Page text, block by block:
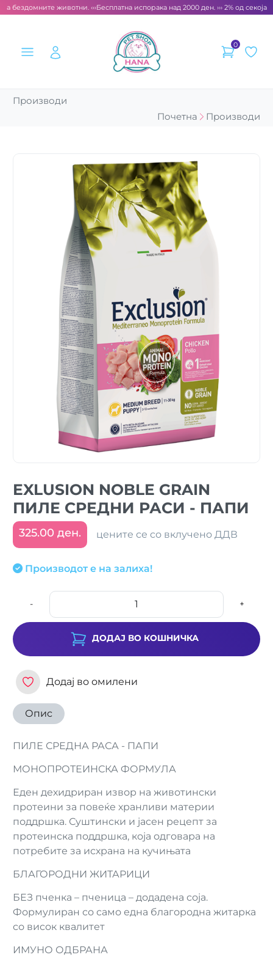
бездомните животни. ‹‹‹ Бесплатна испорака над 2000 ден. ››› 2% од секоја
0
Производи
Почетна
Производи
EXLUSION NOBLE GRAIN
ПИЛЕ СРЕДНИ РАСИ - ПАПИ
325.00 ден. цените се со вклучено ДДВ
Производот е на залиха!
- +
ДОДАЈ ВО КОШНИЧКА
Додај во омилени
Опис
ПИЛЕ СРЕДНА РАСА - ПАПИ
МОНОПРОТЕИНСКА ФОРМУЛА
Еден дехидриран извор на животински
протеини за повеќе хранливи материи
поддршка. Суштински и јасен рецепт за
протеинска поддршка, која одговара на
потребите за исхрана на кучињата
БЛАГОРОДНИ ЖИТАРИЦИ
БЕЗ пченка – пченица – додадена соја.
Формулиран со само една благородна житарка
со висок квалитет
ИМУНО ОДБРАНА